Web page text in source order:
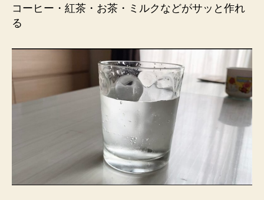
コーヒー・紅茶・お茶・ミルクなどがサッと作れ
る